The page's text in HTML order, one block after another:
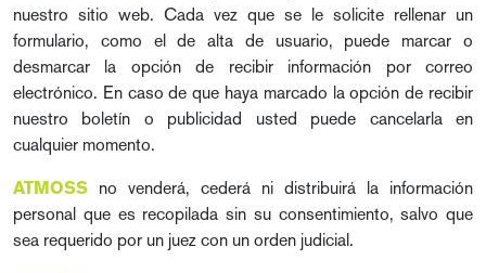
nuestro sitio web. Cada vez que se le solicite rellenar un
formulario, como el de alta de usuario, puede marcar o
desmarcar la opción de recibir información por correo
electrónico. En caso de que haya marcado la opción de recibir
nuestro boletín o publicidad usted puede cancelarla en
cualquier momento.
ATMOSS no venderá, cederá ni distribuirá la información
personal que es recopilada sin su consentimiento, salvo que
sea requerido por un juez con un orden judicial.